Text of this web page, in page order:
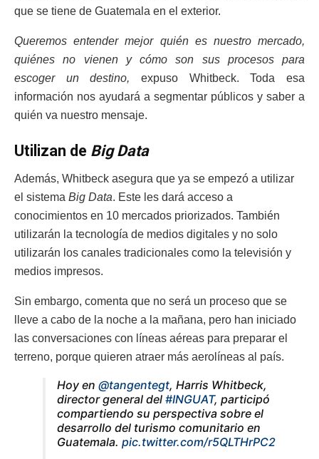
que se tiene de Guatemala en el exterior.
Queremos entender mejor quién es nuestro mercado,
quiénes no vienen y cómo son sus procesos para
escoger un destino, expuso Whitbeck. Toda esa
información nos ayudará a segmentar públicos y saber a
quién va nuestro mensaje.
Utilizan de Big Data
Además, Whitbeck asegura que ya se empezó a utilizar
el sistema Big Data. Este les dará acceso a
conocimientos en 10 mercados priorizados. También
utilizarán la tecnología de medios digitales y no solo
utilizarán los canales tradicionales como la televisión y
medios impresos.
Sin embargo, comenta que no será un proceso que se
lleve a cabo de la noche a la mañana, pero han iniciado
las conversaciones con líneas aéreas para preparar el
terreno, porque quieren atraer más aerolíneas al país.
Hoy en @tangentegt, Harris Whitbeck,
director general del #INGUAT, participó
compartiendo su perspectiva sobre el
desarrollo del turismo comunitario en
Guatemala. pic.twitter.com/r5QLTHrPC2